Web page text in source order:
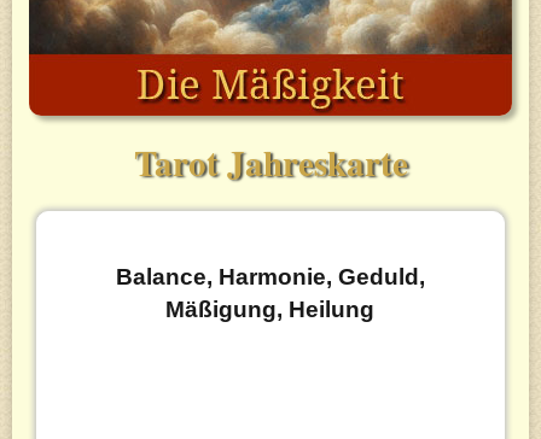
Tarot Jahreskarte
Balance, Harmonie, Geduld,
Mäßigung, Heilung